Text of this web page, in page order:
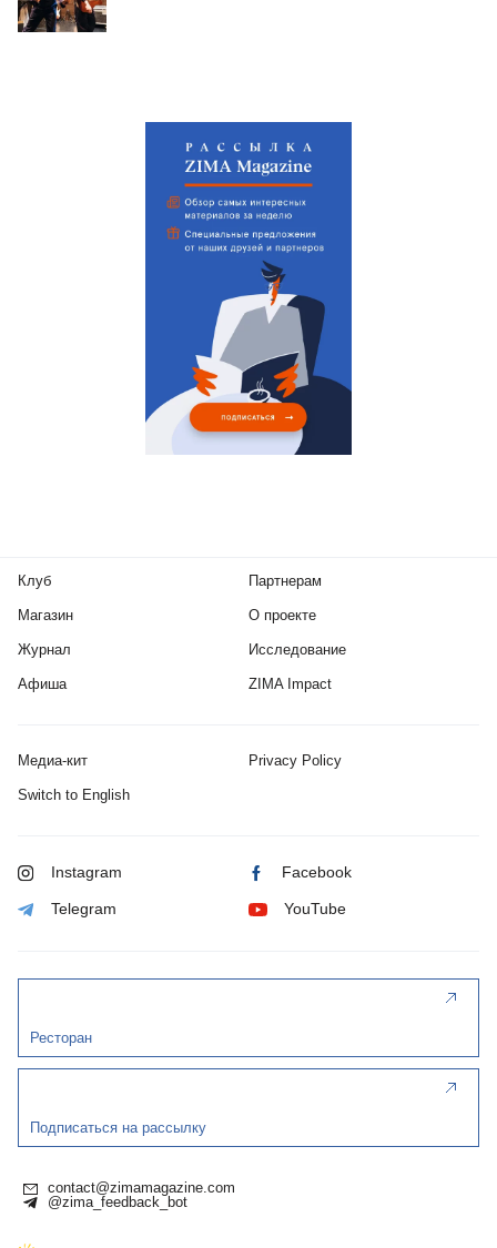
Клуб
Магазин
Журнал
Афиша
Партнерам
О проекте
Исследование
ZIMA Impact
Медиа-кит Privacy Policy
Switch to English
Instagram Facebook
Telegram YouTube
Ресторан
Подписаться на рассылку
contact@zimamagazine.com
@zima_feedback_bot